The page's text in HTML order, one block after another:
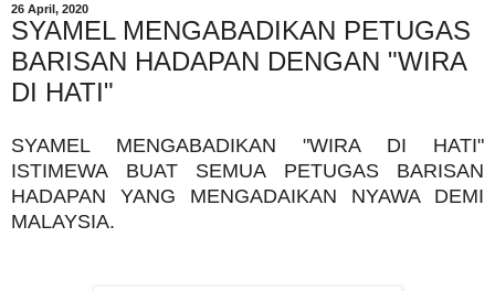
26 April, 2020
SYAMEL MENGABADIKAN PETUGAS
BARISAN HADAPAN DENGAN "WIRA
DI HATI"
SYAMEL MENGABADIKAN "WIRA DI HATI"
ISTIMEWA BUAT SEMUA PETUGAS BARISAN
HADAPAN YANG MENGADAIKAN NYAWA DEMI
MALAYSIA.